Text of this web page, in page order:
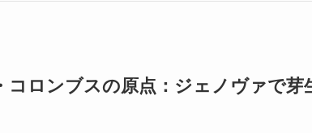
コロンブスの原点：ジェノヴァで芽